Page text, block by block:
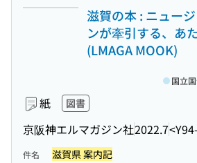
滋賀の本 : ニュー
ンが牽引する、あ
(LMAGA MOOK)
紙 図書
京阪神エルマガジン社2022.7
国立
件名 滋賀県 案内記